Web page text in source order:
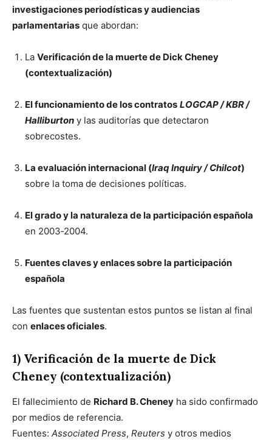
investigaciones periodísticas y audiencias
parlamentarias que abordan:
La Verificación de la muerte de Dick Cheney
(contextualización)
El funcionamiento de los contratos LOGCAP / KBR /
Halliburton y las auditorías que detectaron
sobrecostes.
La evaluación internacional (Iraq Inquiry / Chilcot)
sobre la toma de decisiones políticas.
El grado y la naturaleza de la participación española
en 2003‑2004.
Fuentes claves y enlaces sobre la participación
española
Las fuentes que sustentan estos puntos se listan al final
con enlaces oficiales.
1) Verificación de la muerte de Dick
Cheney (contextualización)
El fallecimiento de Richard B. Cheney ha sido confirmado
por medios de referencia.
Fuentes: Associated Press, Reuters y otros medios